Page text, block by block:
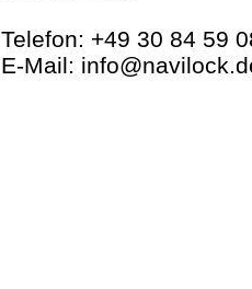
Telefon: +49 30 84 59
E-Mail: